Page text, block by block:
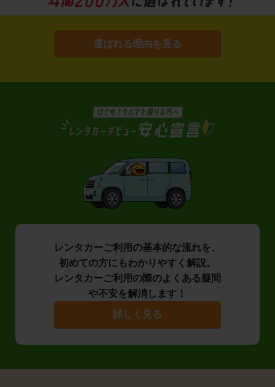
選ばれる理由を見る
レンタカーご利用の基本的な流れを、
初めての方にもわかりやすく解説。
レンタカーご利用の際のよくある疑問
や不安を解消します！
詳しく見る